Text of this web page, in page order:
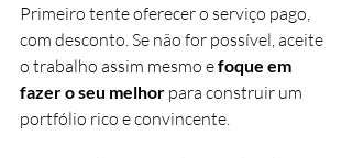
Primeiro tente oferecer o serviço pago,
com desconto. Se não for possível, aceite
o trabalho assim mesmo e foque em
fazer o seu melhor para construir um
portfólio rico e convincente.